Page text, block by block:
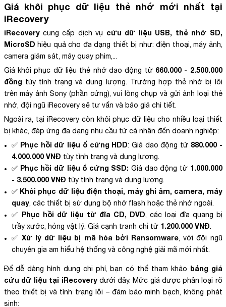
Giá khôi phục dữ liệu thẻ nhớ mới nhất tại
iRecovery
iRecovery cung cấp dịch vụ cứu dữ liệu USB, thẻ nhớ SD,
MicroSD hiệu quả cho đa dạng thiết bị như: điện thoại, máy ảnh,
camera giám sát, máy quay phim,...
Giá khôi phục dữ liệu thẻ nhớ dao động từ 660.000 - 2.500.000
đồng tùy tình trạng và dung lượng. Trường hợp thẻ nhớ bị lỗi
trên máy ảnh Sony (phần cứng), vui lòng chụp và gửi ảnh loại thẻ
nhớ, đội ngũ iRecovery sẽ tư vấn và báo giá chi tiết.
Ngoài ra, tại iRecovery còn khôi phục dữ liệu cho nhiều loại thiết
bị khác, đáp ứng đa dạng nhu cầu từ cá nhân đến doanh nghiệp:
✅ Phục hồi dữ liệu ổ cứng HDD: Giá dao động từ 880.000 -
4.000.000 VNĐ tùy tình trạng và dung lượng.
✅ Phục hồi dữ liệu ổ cứng SSD:Giá dao động từ 1.000.000
- 3.500.000 VNĐ tùy tình trạng và dung lượng.
✅ Khôi phục dữ liệu điện thoại, máy ghi âm, camera, máy
quay, các thiết bị sử dụng bộ nhớ flash hoặc thẻ nhớ ngoài.
✅ Phục hồi dữ liệu từ đĩa CD, DVD, các loại đĩa quang bị
trầy xước, hỏng vật lý. Giá cạnh tranh chỉ từ 1.200.000 VNĐ.
✅ Xử lý dữ liệu bị mã hóa bởi Ransomware, với đội ngũ
chuyên gia am hiểu hệ thống và công nghệ giải mã mới nhất.
Để dễ dàng hình dung chi phí, bạn có thể tham khảo bảng giá
cứu dữ liệu tại iRecoverydưới đây. Mức giá được phân loại rõ
theo thiết bị và tình trạng lỗi – đảm bảo minh bạch, không phát
sinh: